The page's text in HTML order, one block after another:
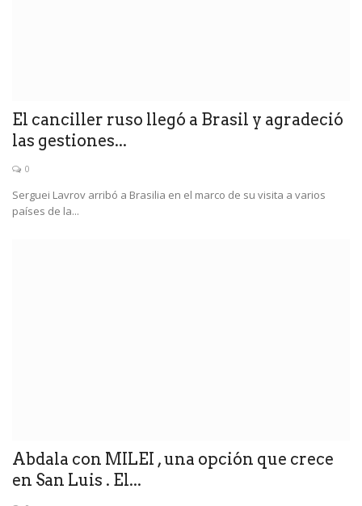
El canciller ruso llegó a Brasil y agradeció
las gestiones...
0
Serguei Lavrov arribó a Brasilia en el marco de su visita a varios
países de la...
Abdala con MILEI , una opción que crece
en San Luis . El...